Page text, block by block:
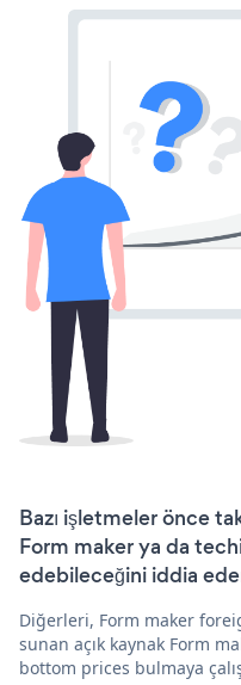
Bazı işletmeler önce
Form maker ya da
edebileceğini iddia
Diğerleri, Form maker
sunan açık kaynak Form
bottom prices bulmaya